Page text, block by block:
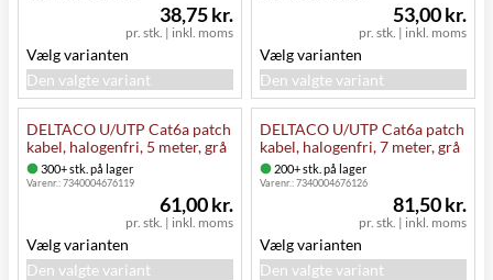
pr. stk. | inkl. moms
38,75 kr.
Vælg varianten
Den valgte variant
pr. stk. | inkl. moms
53,00 kr.
Vælg varianten
Den valgte variant
DELTACO U/UTP Cat6a patch
kabel, halogenfri, 5 meter, grå
300+ stk. på lager
Varenr.:7340004676119
pr. stk. | inkl. moms
61,00 kr.
Vælg varianten
Den valgte variant
DELTACO U/UTP Cat6a patch
kabel, halogenfri, 7 meter, grå
200+ stk. på lager
Varenr.:7340004676126
pr. stk. | inkl. moms
81,50 kr.
Vælg varianten
Den valgte variant